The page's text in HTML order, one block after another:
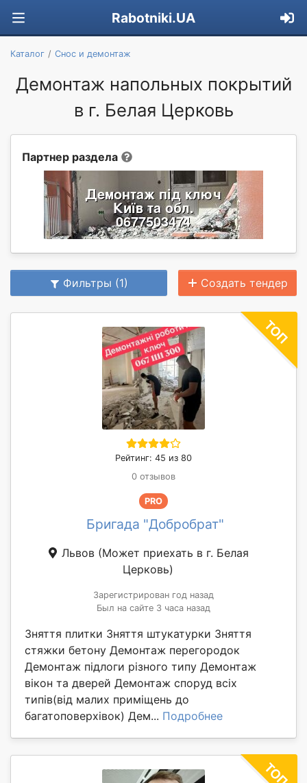
Rabotniki.UA
Каталог Снос и демонтаж
Демонтаж напольных покрытий
в г. Белая Церковь
Партнер раздела
Фильтры (1) Создать тендер
Рейтинг: 45 из 80
0 отзывов
PRO
Бригада "Добробрат"
Львов (Может приехать в г. Белая
Церковь)
Зарегистрирован год назад
Был на сайте 3 часа назад
Зняття плитки Зняття штукатурки Зняття
стяжки бетону Демонтаж перегородок
Демонтаж підлоги різного типу Демонтаж
вікон та дверей Демонтаж споруд всіх
типів(від малих приміщень до
багатоповерхівок) Дем... Подробнее